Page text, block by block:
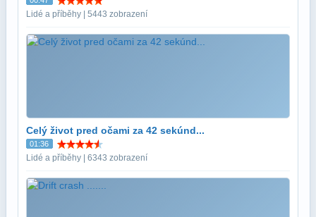
Lidé a příběhy | 5443 zobrazení
Celý život pred očami za 42 sekúnd...
01:36
Lidé a příběhy | 6343 zobrazení